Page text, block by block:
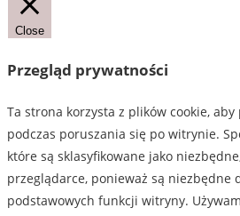
Close
Przegląd prywatności
Ta strona korzysta z plików cookie,
podczas poruszania się po witrynie.
które są sklasyfikowane jako
przeglądarce, ponieważ są niezbędne
podstawowych funkcji witryny.